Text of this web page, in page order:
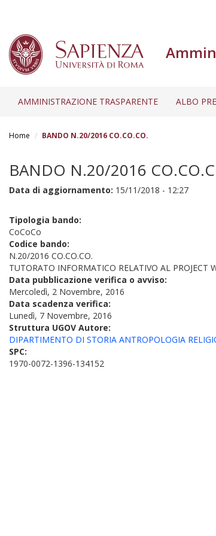
AMMINISTRAZIONE TRASPARENTE ALBO
Home BANDO N.20/2016 CO.CO.CO.
BANDO N.20/2016
Data di aggiornamento: 15/11/2018 - 12:27
Tipologia bando:
CoCoCo
Codice bando:
N.20/2016 CO.CO.CO.
TUTORATO INFORMATICO RELATIVO AL PROJECT
Data pubblicazione verifica o avviso:
Mercoledì, 2 Novembre, 2016
Data scadenza verifica:
Lunedì, 7 Novembre, 2016
Struttura UGOV Autore:
DIPARTIMENTO DI STORIA ANTROPOLOGIA
SPC:
1970-0072-1396-134152